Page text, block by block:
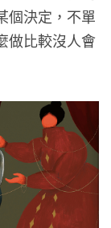
個決定，不單
做比較沒人會